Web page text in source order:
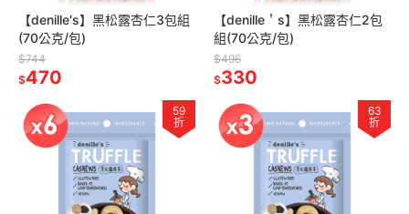
【denille′s】黑松露杏仁3包組
(70公克/包)
$744
$470
【denille＇s】黑松露杏仁2包
組(70公克/包)
$496
$330
59
折
63
折